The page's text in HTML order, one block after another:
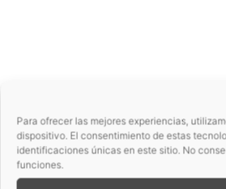
Para ofrecer las mejores experiencias,
dispositivo. El consentimiento de estas
identificaciones únicas en este sitio. No
funciones.